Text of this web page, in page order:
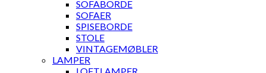
SOFABORDE
SOFAER
SPISEBORDE
STOLE
VINTAGEMØBLER
LAMPER